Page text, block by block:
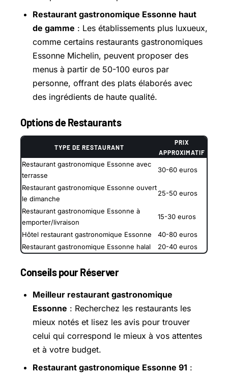
Restaurant gastronomique Essonne haut
de gamme : Les établissements plus luxueux,
comme certains restaurants gastronomiques
Essonne Michelin, peuvent proposer des
menus à partir de 50-100 euros par
personne, offrant des plats élaborés avec
des ingrédients de haute qualité.
Options de Restaurants
TYPE DE RESTAURANT
PRIX
APPROXIMATIF
Restaurant gastronomique Essonne avec
terrasse
30-60 euros
Restaurant gastronomique Essonne ouvert
le dimanche
25-50 euros
Restaurant gastronomique Essonne à
emporter/livraison
15-30 euros
Hôtel restaurant gastronomique Essonne
40-80 euros
Restaurant gastronomique Essonne halal
20-40 euros
Conseils pour Réserver
Meilleur restaurant gastronomique
Essonne : Recherchez les restaurants les
mieux notés et lisez les avis pour trouver
celui qui correspond le mieux à vos attentes
et à votre budget.
Restaurant gastronomique Essonne 91 :